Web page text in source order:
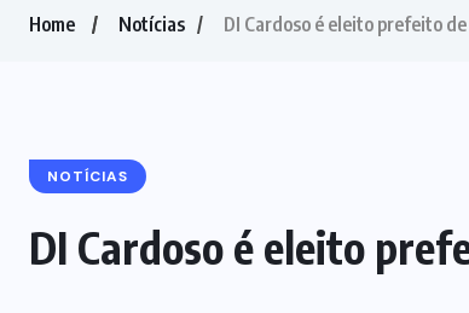
Home Notícias DI Cardoso é eleito prefeito de
NOTÍCIAS
DI Cardoso é eleito